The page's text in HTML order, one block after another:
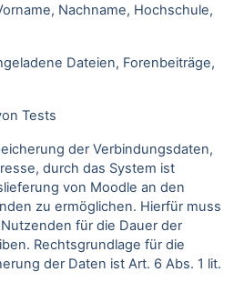
Nachname, Hochschule,
Dateien, Forenbeiträge,
Tests
der Verbindungsdaten,
durch das System ist
von Moodle an den
zu ermöglichen. Hierfür muss
für die Dauer der
Rechtsgrundlage für die
der Daten ist Art. 6 Abs. 1 lit.